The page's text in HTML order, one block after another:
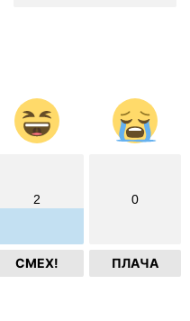
2
СМЕХ!
0
ПЛАЧА